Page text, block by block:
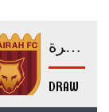
الفجيرة
DRAW